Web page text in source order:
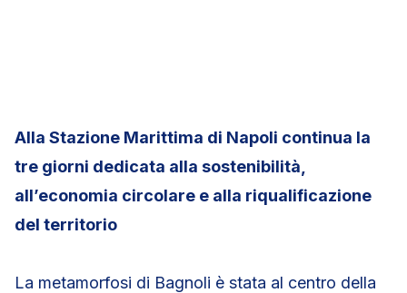
Alla Stazione Marittima di Napoli continua la
tre giorni dedicata alla sostenibilità,
all’economia circolare e alla riqualificazione
del territorio
La metamorfosi di Bagnoli è stata al centro della